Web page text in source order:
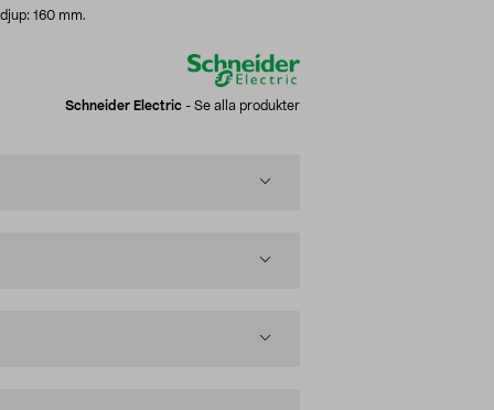
160 mm.
Schneider Electric - Se alla produkter